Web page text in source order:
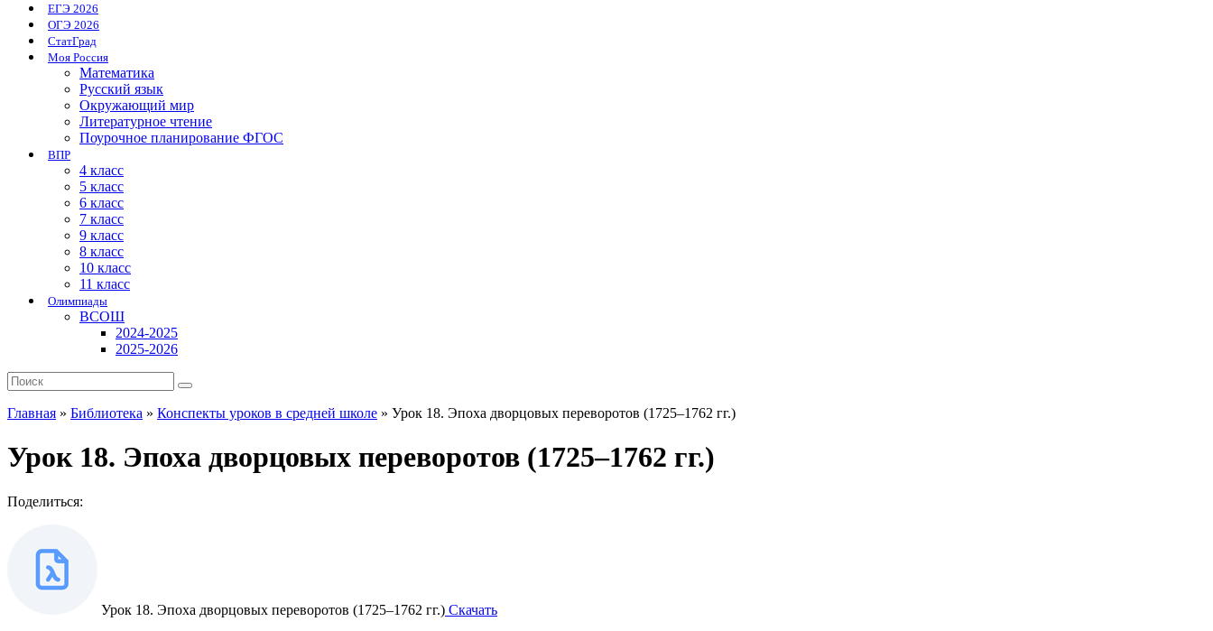
ЕГЭ 2026
ОГЭ 2026
СтатГрад
Моя Россия
Математика
Русский язык
Окружающий мир
Литературное чтение
Поурочное планирование ФГОС
ВПР
4 класс
5 класс
6 класс
7 класс
9 класс
8 класс
10 класс
11 класс
Олимпиады
ВСОШ
2024-2025
2025-2026
Главная » Библиотека » Конспекты уроков в средней школе » Урок 18. Эпоха дворцовых переворотов (1725–1762 гг.)
Урок 18. Эпоха дворцовых переворотов (1725–1762 гг.)
Поделиться:
Урок 18. Эпоха дворцовых переворотов (1725–1762 гг.) Скачать